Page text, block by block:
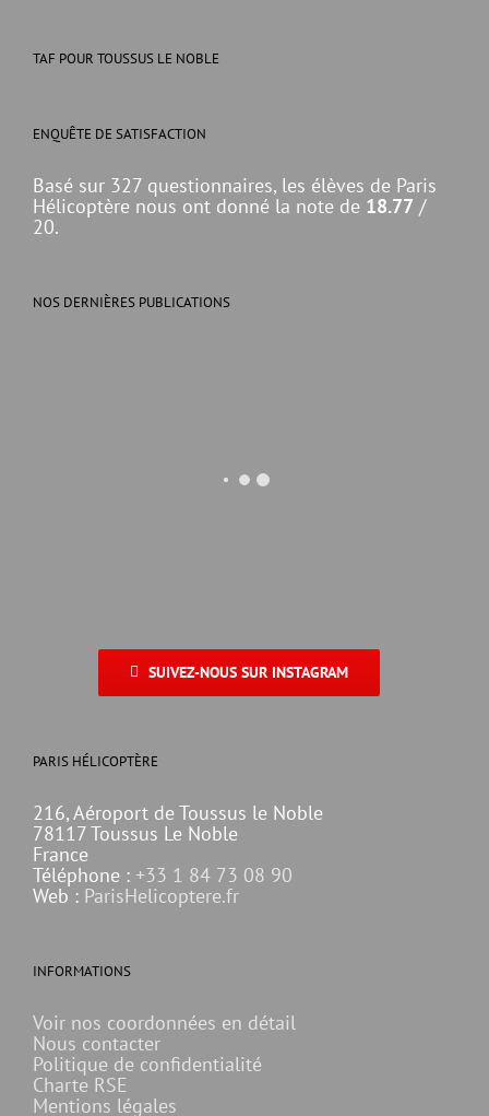
TAF POUR TOUSSUS LE NOBLE
ENQUÊTE DE SATISFACTION
Basé sur 327 questionnaires, les élèves de Paris
Hélicoptère nous ont donné la note de 18.77 /
20.
NOS DERNIÈRES PUBLICATIONS
SUIVEZ-NOUS SUR INSTAGRAM
PARIS HÉLICOPTÈRE
216, Aéroport de Toussus le Noble
78117 Toussus Le Noble
France
Téléphone : +33 1 84 73 08 90
Web : ParisHelicoptere.fr
INFORMATIONS
Voir nos coordonnées en détail
Nous contacter
Politique de confidentialité
Charte RSE
Mentions légales